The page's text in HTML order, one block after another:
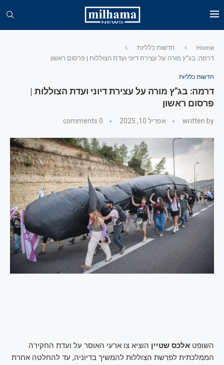
Home
חדשות כלליות
דרמה: בג"ץ מורה על עצירת דיוני ועדת הצוללות | פרסום ראשון
חדשות כלליות
דרמה: בג"ץ מורה על עצירת דיוני ועדת הצוללות |
פרסום ראשון
written by אפריל 10, 2025 0 comments
השופט אלכס שטיין הוציא צו ארעי האוסר על ועדת החקירה
הממלכתית לפרשת הצוללות להמשיך בדיוניה, עד להחלטה אחרת